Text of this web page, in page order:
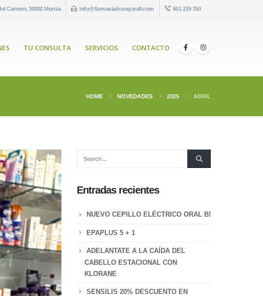
Carmen, 30002 Murcia info@farmaciariosegura9.com 601 239 750
TU CONSULTA SERVICIOS CONTACTO
HOME NOVEDADES 2025 ABRIL
Entradas recientes
NUEVO CEPILLO ELÉCTRICO ORAL B!
EPAPLUS 5 + 1
ADELANTATE A LA CAÍDA DEL
CABELLO ESTACIONAL CON
KLORANE
SENSILIS 20% DESCUENTO EN